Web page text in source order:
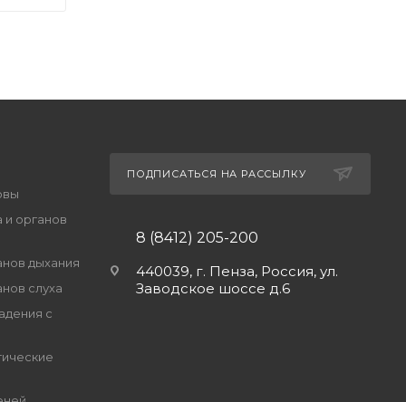
и органов
дыхания
слуха
с
ПОДПИСАТЬСЯ НА РАССЫЛКУ
8 (8412) 205-200
440039, г. Пенза, Россия, ул.
Заводское шоссе д.6